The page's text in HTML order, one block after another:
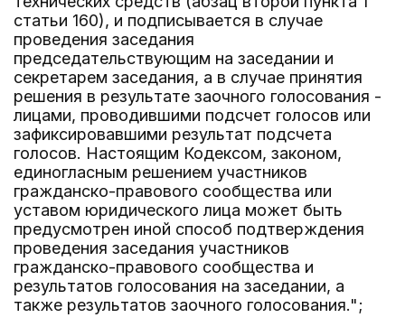
статьи 160), и подписывается в случае
проведения заседания
председательствующим на заседании и
секретарем заседания, а в случае принятия
решения в результате заочного голосования -
лицами, проводившими подсчет голосов или
зафиксировавшими результат подсчета
голосов. Настоящим Кодексом, законом,
единогласным решением участников
гражданско-правового сообщества или
уставом юридического лица может быть
предусмотрен иной способ подтверждения
проведения заседания участников
гражданско-правового сообщества и
результатов голосования на заседании, а
также результатов заочного голосования.";